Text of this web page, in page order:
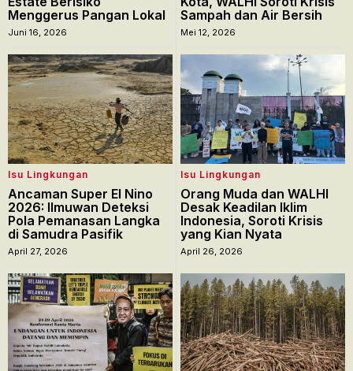
Menggerus Pangan Lokal
Juni 16, 2026
Sampah dan Air Bersih
Mei 12, 2026
Isu Lingkungan
Ancaman Super El Nino
2026: Ilmuwan Deteksi
Pola Pemanasan Langka
di Samudra Pasifik
April 27, 2026
Isu Lingkungan
Orang Muda dan WALHI
Desak Keadilan Iklim
Indonesia, Soroti Krisis
yang Kian Nyata
April 26, 2026